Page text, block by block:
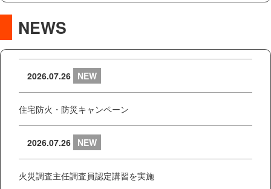
NEWS
2026.07.26 NEW
住宅防火・防災キャンペーン
2026.07.26 NEW
火災調査主任調査員認定講習を実施